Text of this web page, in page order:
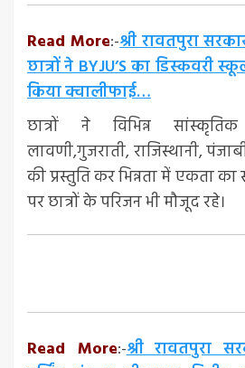
Read More:-श्री रावतपुरा
छात्रों ने BYJU’S का डिस्कवरी
किया क्वालीफाई…
छात्रों ने विभिन्न
लावणी,गुजराती, राजिस्थानी,
की प्रस्तुति कर भिन्नता में एकता
पर छात्रों के परिजन भी मौजूद रहे।
Read More:-श्री रावतपुरा